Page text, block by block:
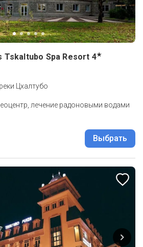
Tskaltubo Spa Resort 4★
реки Цхалтубо
лечение радоновыми водами
Выбрать